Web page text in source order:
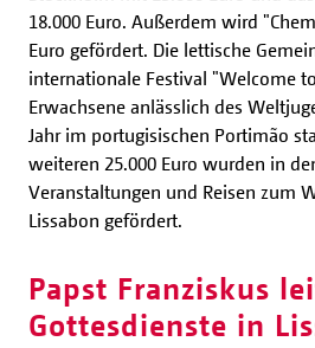
18.000 Euro. Außerdem wird
Euro gefördert. Die lettische
internationale Festival "Welcome
Erwachsene anlässlich des
Jahr im portugisischen Portimão
weiteren 25.000 Euro wurden in
Veranstaltungen und Reisen zum
Lissabon gefördert.
Papst Franziskus
Gottesdienste in